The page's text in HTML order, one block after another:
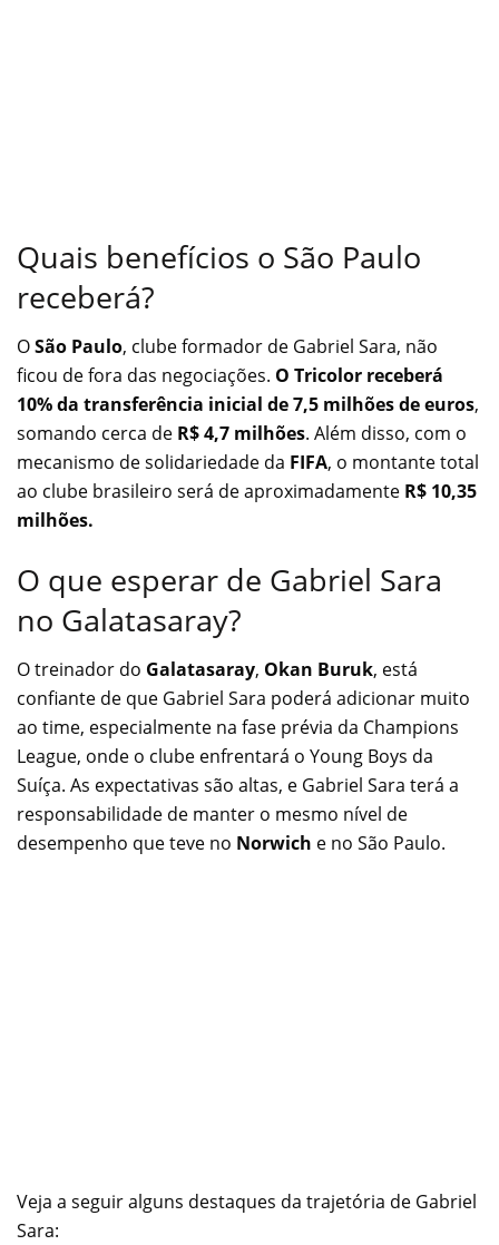
Quais benefícios o São Paulo
receberá?
OSão Paulo, clube formador de Gabriel Sara, não
ficou de fora das negociações. O Tricolor receberá
10% da transferência inicial de 7,5 milhões de euros,
somando cerca de R$ 4,7 milhões. Além disso, com o
mecanismo de solidariedade da FIFA, o montante total
ao clube brasileiro será de aproximadamente R$ 10,35
milhões.
O que esperar de Gabriel Sara
no Galatasaray?
O treinador do Galatasaray, Okan Buruk, está
confiante de que Gabriel Sara poderá adicionar muito
ao time, especialmente na fase prévia da Champions
League, onde o clube enfrentará o Young Boys da
Suíça. As expectativas são altas, e Gabriel Sara terá a
responsabilidade de manter o mesmo nível de
desempenho que teve no Norwich e no São Paulo.
Veja a seguir alguns destaques da trajetória de Gabriel
Sara: